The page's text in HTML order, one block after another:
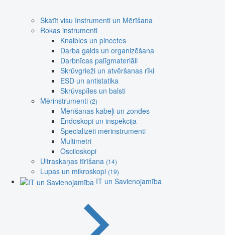
Skatīt visu Instrumenti un Mērīšana
Rokas instrumenti
Knaibles un pincetes
Darba galds un organizēšana
Darbnīcas palīgmateriāli
Skrūvgrieži un atvēršanas rīki
ESD un antistatika
Skrūvspīles un balsti
Mērinstrumenti (2)
Mērīšanas kabeļi un zondes
Endoskopi un inspekcija
Specializēti mērinstrumenti
Multimetri
Osciloskopi
Ultraskaņas tīrīšana (14)
Lupas un mikroskopi (19)
IT un Savienojamība